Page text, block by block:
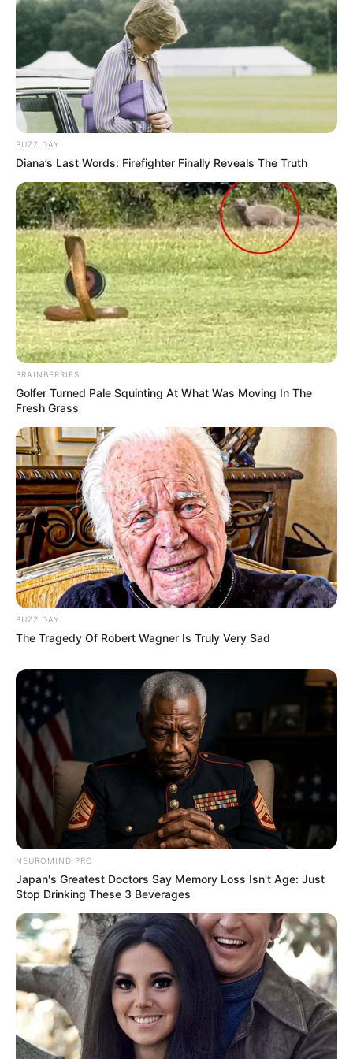
Ο ιστότοπος τουTeam Haloανήκει σε μια εταιρεία που
ονομάζεταιPurpose Europe.
HOME
ΗPurpose Europeανήκει στον Jeremy Heimans
, ο
οποίος είναι ένας εκ τωνYoung Global Leadersκαι μέλος
του WEF. Δεν μπορείτε να το επινοήσετε αυτό…
BUZZ DAY
Diana’s Last Words: Firefighter Finally Reveals The Truth
BRAINBERRIES
Golfer Turned Pale Squinting At What Was Moving In The
Fresh Grass
BUZZ DAY
The Tragedy Of Robert Wagner Is Truly Very Sad
NEUROMIND PRO
Japan's Greatest Doctors Say Memory Loss Isn't Age: Just
Stop Drinking These 3 Beverages